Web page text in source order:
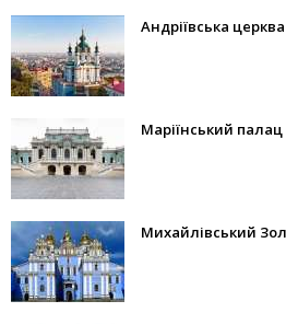
Андріївська церква
Маріїнський палац
Михайлівський